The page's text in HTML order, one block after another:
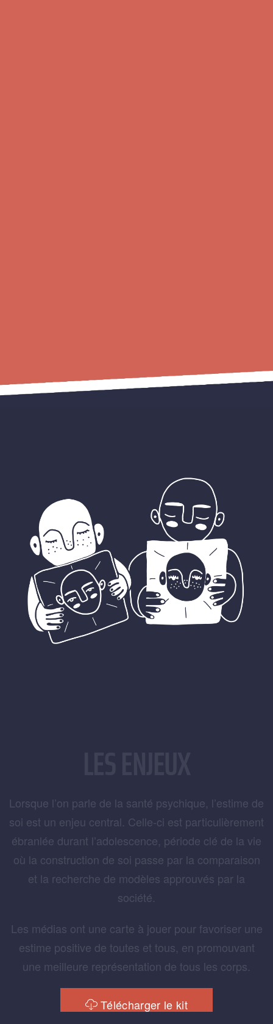
Lorsque l’on parle de la santé psychique, l’estime de
soi est un enjeu central. Celle-ci est particulièrement
ébranlée durant l’adolescence, période clé de la vie
où la construction de soi passe par la comparaison
et la recherche de modèles approuvés par la
société.
Les médias ont une carte à jouer pour favoriser une
estime positive de toutes et tous, en promouvant
une meilleure représentation de tous les corps.
Télécharger le kit